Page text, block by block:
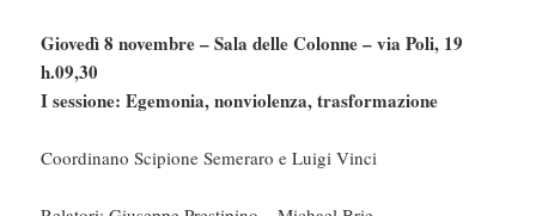
Giovedì 8 novembre – Sala delle Colonne – via Poli, 19
h.09,30
I sessione: Egemonia, nonviolenza, trasformazione
Coordinano Scipione Semeraro e Luigi Vinci